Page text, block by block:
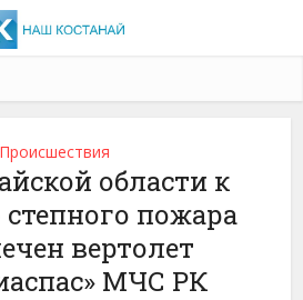
Проиcшествия
области к
пожара
вертолет
МЧС РК